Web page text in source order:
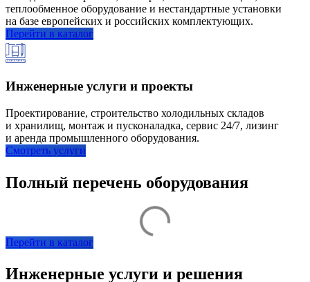
теплообменное оборудование и нестандартные установки
на базе европейских и российских комплектующих.
Перейти в каталог
Инженерные услуги и проекты
Проектирование, строительство холодильных складов
и хранилищ, монтаж и пусконаладка, сервис 24/7, лизинг
и аренда промышленного оборудования.
Смотреть услуги
Полный перечень оборудования
Перейти в каталог
Инженерные услуги и решения